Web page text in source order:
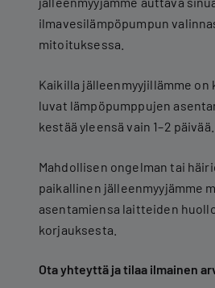
ilmavesilämpöpumpun
mitoituksessa.
Kaikilla jälleenmyyjillämme
luvat lämpöpumppujen
kestää yleensä vain 1–2 päivää.
Mahdollisen ongelman tai
paikallinen jälleenmyyjämme
asentamiensa laitteiden
korjauksesta.
Ota yhteyttä ja tilaa ilmainen